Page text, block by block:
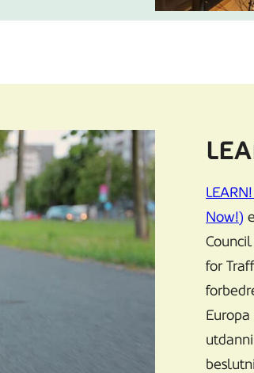
positive
Now!)
for